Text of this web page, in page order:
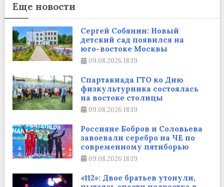
Еще новости
Сергей Собянин: Новый
детский сад появился на
юго-востоке Москвы
09.08.2026 18:19
Спартакиада ГТО ко Дню
физкультурника состоялась
на востоке столицы
09.08.2026 18:19
Россияне Бобров и Соловьева
завоевали серебро на ЧЕ по
современному пятиборью
09.08.2026 18:19
«112»: Двое братьев утонули,